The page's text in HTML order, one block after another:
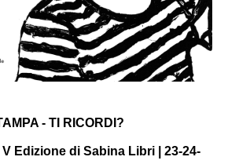
- TI RICORDI?
Edizione di Sabina Libri | 23-24-